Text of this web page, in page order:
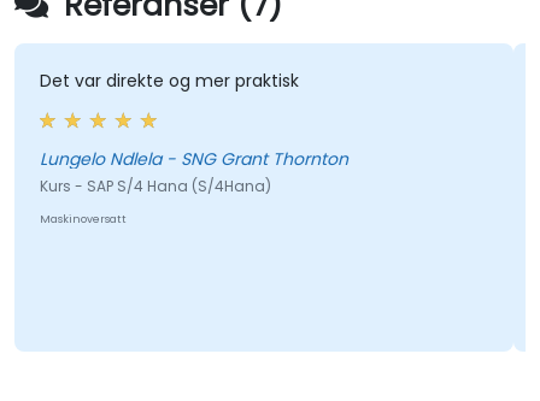
Det var direkte og mer praktisk
Lungelo Ndlela - SNG Grant Thornton
Kurs - SAP S/4 Hana (S/4Hana)
Maskinoversatt